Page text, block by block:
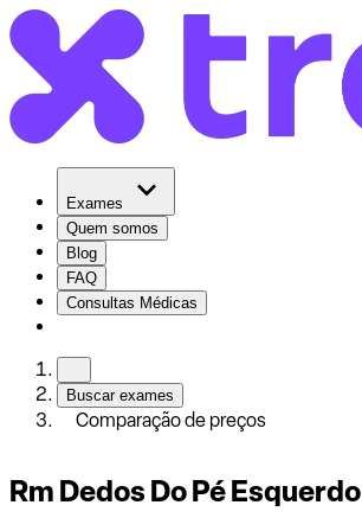
Exames
Quem somos
Blog
FAQ
Consultas Médicas
Buscar exames
Comparação de preços
Rm Dedos Do Pé Esquerdo